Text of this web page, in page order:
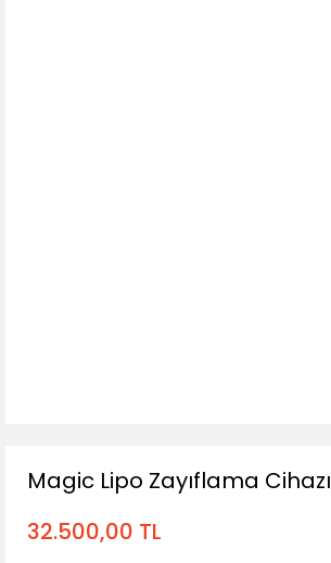
Magic Lipo Zayıflama Cihazı
32.500,00 TL